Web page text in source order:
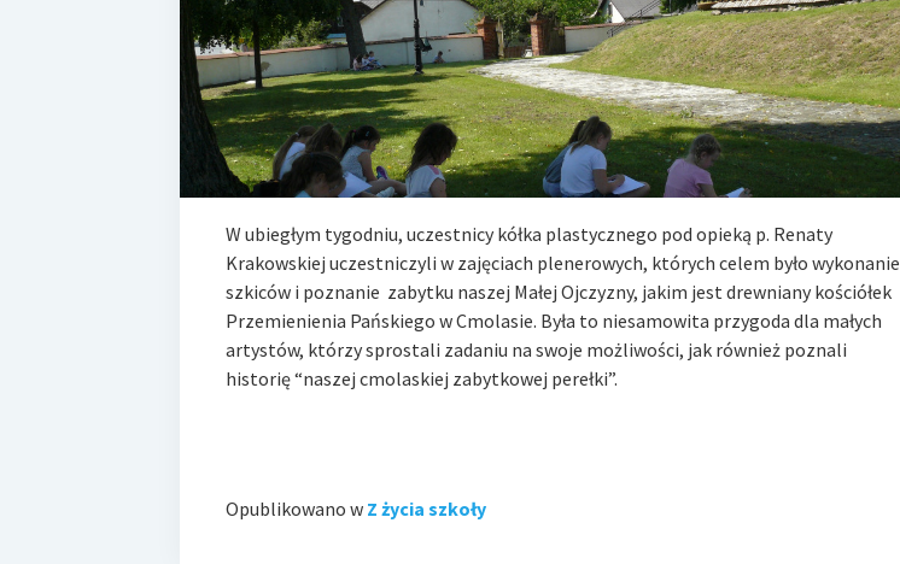
W ubiegłym tygodniu, uczestnicy kółka plastycznego pod opieką p. Renaty
Krakowskiej uczestniczyli w zajęciach plenerowych, których celem było wykonanie
szkiców i poznanie zabytku naszej Małej Ojczyzny, jakim jest drewniany kościółek
Przemienienia Pańskiego w Cmolasie. Była to niesamowita przygoda dla małych
artystów, którzy sprostali zadaniu na swoje możliwości, jak również poznali
historię “naszej cmolaskiej zabytkowej perełki”.
Opublikowano w Z życia szkoły